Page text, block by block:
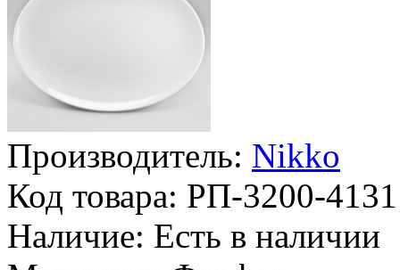
Производитель: Nikko
Код товара: РП-3200-4131
Наличие: Есть в наличии